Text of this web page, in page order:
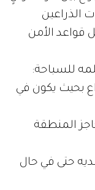
الذراعين
قواعد الأمن
للسباحة:
بحيث يكون في
المنطقة
حتى في حال